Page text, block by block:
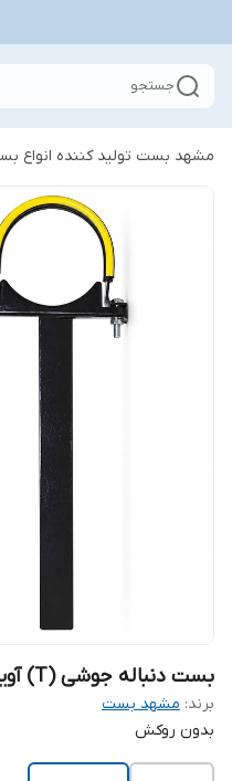
جستجو
مشهد بست تولید کننده انواع
بست دنباله جوشی (T) آویز سایز لوله 125 مشهد بست
برند: مشهد بست
بدون روکش